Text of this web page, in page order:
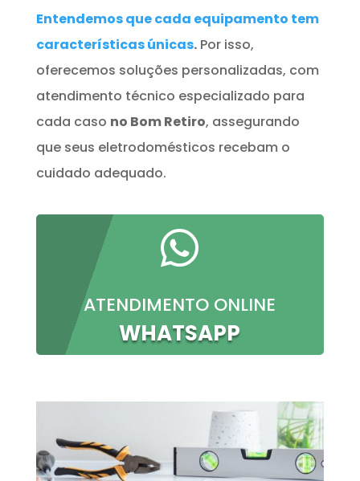
Entendemos que cada equipamento tem
características únicas.Por isso,
oferecemos soluções personalizadas, com
atendimento técnico especializado para
cada caso no Bom Retiro, assegurando
que seus eletrodomésticos recebam o
cuidado adequado.

ATENDIMENTO ONLINE
WHATSAPP